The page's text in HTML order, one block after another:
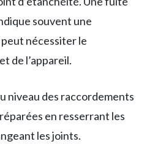
souvent une
nécessiter le
de l’appareil.
niveau des raccordements
en resserrant les
les joints.